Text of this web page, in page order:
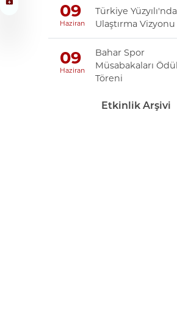
09
Haziran
Türkiye Yüzyılı'nda
Ulaştırma Vizyonu
09
Haziran
Bahar Spor
Müsabakaları Ödül
Töreni
Etkinlik Arşivi